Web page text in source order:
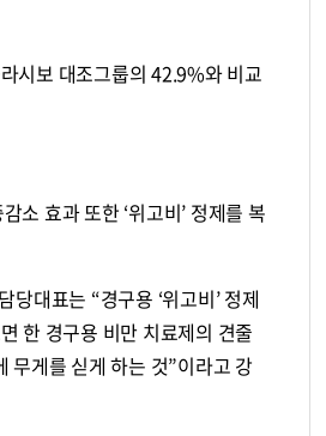
시보 대조그룹의 42.9%와 비교
소 효과 또한 ‘위고비’ 정제를 복
대표는 “경구용 ‘위고비’ 정제
한 경구용 비만 치료제의 견줄
무게를 싣게 하는 것”이라고 강